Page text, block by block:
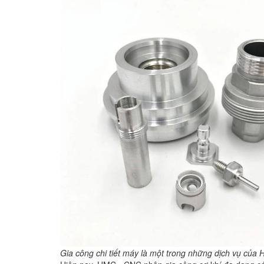
Gia công chi tiết máy là một trong những dịch vụ của